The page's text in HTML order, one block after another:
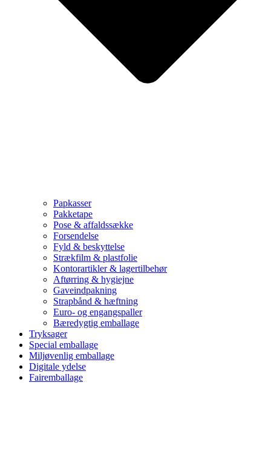
Papkasser
Pakketape
Pose & affaldssække
Forsendelse
Fyld & beskyttelse
Strækfilm & plastfolie
Kontorartikler & lagertilbehør
Aftørring & hygiejne
Gaveindpakning
Strapbånd & hæftning
Euro- og engangspaller
Bæredygtig emballage
Tryksager
Special emballage
Miljøvenlig emballage
Digitale ydelse
Fairemballage